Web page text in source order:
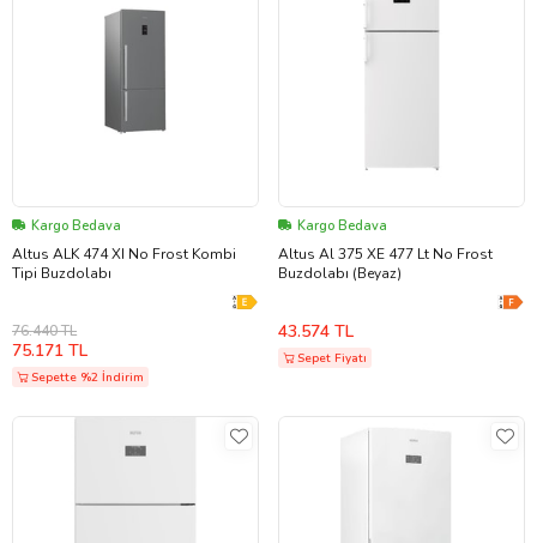
Kargo Bedava
Altus ALK 474 XI No Frost Kombi
Tipi Buzdolabı
76.440 TL
75.171 TL
Sepette %2 İndirim
Kargo Bedava
Altus Al 375 XE 477 Lt No Frost
Buzdolabı (Beyaz)
43.574 TL
Sepet Fiyatı